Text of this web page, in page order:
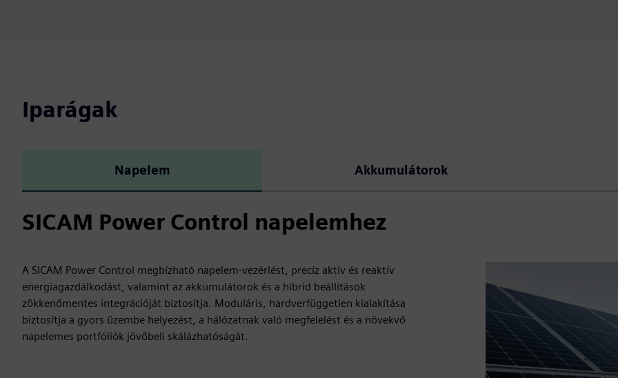
Iparágak
Napelem Akkumulátorok
SICAM Power Control napelemhez
A SICAM Power Control megbízható napelem-vezérlést, precíz aktív és reaktív
energiagazdálkodást, valamint az akkumulátorok és a hibrid beállítások
zökkenőmentes integrációját biztosítja. Moduláris, hardverfüggetlen kialakítása
biztosítja a gyors üzembe helyezést, a hálózatnak való megfelelést és a növekvő
napelemes portfóliók jövőbeli skálázhatóságát.